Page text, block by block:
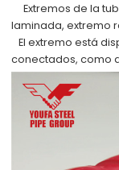
Extremos de la
laminada, extremo
El extremo está
conectados, como